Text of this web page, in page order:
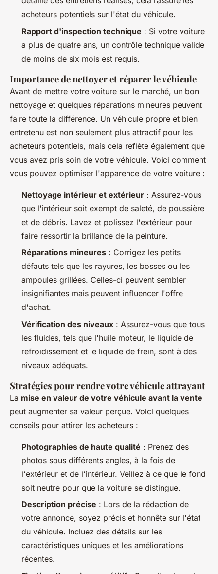
acheteurs potentiels sur l'état du véhicule.
Rapport d'inspection technique : Si votre voiture
a plus de quatre ans, un contrôle technique valide
de moins de six mois est requis.
Importance de nettoyer et réparer le véhicule
Avant de mettre votre voiture sur le marché, un bon
nettoyage et quelques réparations mineures peuvent
faire toute la différence. Un véhicule propre et bien
entretenu est non seulement plus attractif pour les
acheteurs potentiels, mais cela reflète également que
vous avez pris soin de votre véhicule. Voici comment
vous pouvez optimiser l'apparence de votre voiture :
Nettoyage intérieur et extérieur : Assurez-vous
que l'intérieur soit exempt de saleté, de poussière
et de débris. Lavez et polissez l'extérieur pour
faire ressortir la brillance de la peinture.
Réparations mineures : Corrigez les petits
défauts tels que les rayures, les bosses ou les
ampoules grillées. Celles-ci peuvent sembler
insignifiantes mais peuvent influencer l'offre
d'achat.
Vérification des niveaux : Assurez-vous que tous
les fluides, tels que l'huile moteur, le liquide de
refroidissement et le liquide de frein, sont à des
niveaux adéquats.
Stratégies pour rendre votre véhicule attrayant
La mise en valeur de votre véhicule avant la vente
peut augmenter sa valeur perçue. Voici quelques
conseils pour attirer les acheteurs :
Photographies de haute qualité : Prenez des
photos sous différents angles, à la fois de
l'extérieur et de l'intérieur. Veillez à ce que le fond
soit neutre pour que la voiture se distingue.
Description précise : Lors de la rédaction de
votre annonce, soyez précis et honnête sur l'état
du véhicule. Incluez des détails sur les
caractéristiques uniques et les améliorations
récentes.